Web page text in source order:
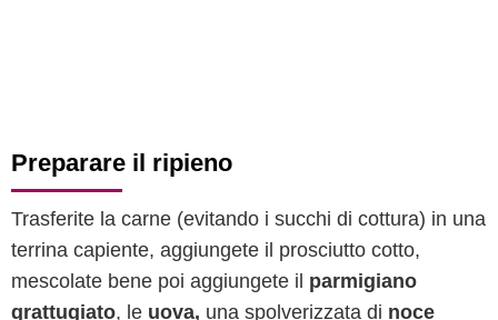
Preparare il ripieno
Trasferite la carne (evitando i succhi di cottura) in una
terrina capiente, aggiungete il prosciutto cotto,
mescolate bene poi aggiungete il parmigiano
grattugiato, le uova, una spolverizzata di noce